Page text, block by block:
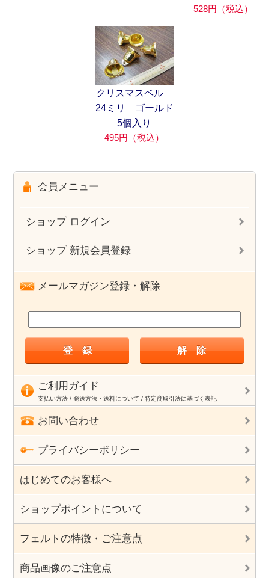
528円（税込）
クリスマスベル
24ミリ ゴールド
5個入り
495円（税込）
会員メニュー
ショップ ログイン
ショップ 新規会員登録
メールマガジン登録・解除
ご利用ガイド
支払い方法 / 発送方法・送料について / 特定商取引法に基づく表記
お問い合わせ
プライバシーポリシー
はじめてのお客様へ
ショップポイントについて
フェルトの特徴・ご注意点
商品画像のご注意点